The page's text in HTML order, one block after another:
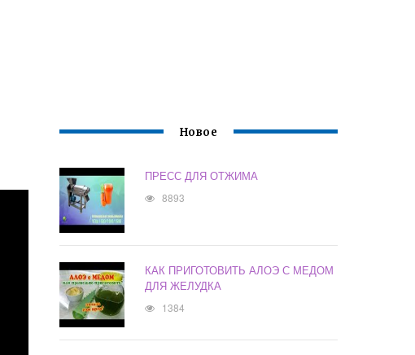
Новое
ПРЕСС ДЛЯ ОТЖИМА
8893
КАК ПРИГОТОВИТЬ АЛОЭ С МЕДОМ
ДЛЯ ЖЕЛУДКА
1384